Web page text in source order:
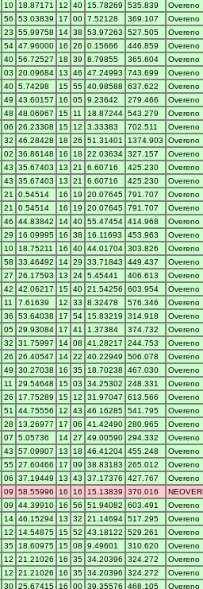
10 18.87171 12 40 15.78269 535.839
Overeno
56 53.03839 17 00 7.52128 369.107
Overeno
23 55.99758 14 38 53.97263 527.505
Overeno
54 47.96000 16 26 0.15666 446.859
Overeno
40 56.72527 18 39 8.79855 365.604
Overeno
03 20.09684 13 46 47.24993 743.699
Overeno
40 5.74298 15 55 40.98588 637.622
Overeno
49 43.60157 16 05 9.23642 279.466
Overeno
48 48.06967 15 11 18.87244 543.279
Overeno
06 26.23308 15 12 3.33383 702.511
Overeno
32 46.28428 18 26 51.31401 1374.903
Overeno
02 36.86148 16 18 22.03634 327.157
Overeno
43 35.67403 13 21 6.60716 425.230
Overeno
43 35.67403 13 21 6.60716 425.230
Overeno
21 0.54514 16 19 20.07645 791.707
Overeno
21 0.54514 16 19 20.07645 791.707
Overeno
46 44.83842 14 40 55.47454 414.968
Overeno
29 16.09995 16 38 16.11693 453.963
Overeno
10 18.75211 16 40 44.01704 303.826
Overeno
58 33.46492 14 29 33.71843 449.437
Overeno
27 26.17593 13 24 5.45441 406.613
Overeno
42 42.06217 15 40 21.54256 603.954
Overeno
11 7.61639 12 33 8.32478 576.346
Overeno
36 53.64038 17 54 15.83219 314.918
Overeno
05 29.93084 17 41 1.37384 374.732
Overeno
32 31.75997 14 08 41.28217 244.753
Overeno
26 26.40547 14 22 40.22949 506.078
Overeno
49 30.27038 16 35 18.70238 467.030
Overeno
11 29.54648 15 03 34.25302 248.331
Overeno
26 17.75289 15 12 31.97047 613.566
Overeno
51 44.75556 12 43 46.16285 541.795
Overeno
28 13.26977 17 06 41.42490 280.965
Overeno
07 5.05736 14 27 49.00590 294.332
Overeno
43 57.09907 13 18 46.41204 455.248
Overeno
55 27.60466 17 09 38.83183 265.012
Overeno
06 37.19449 13 43 37.17376 427.767
Overeno
09 58.55996 16 16 15.13839 370.016
09 44.39910 16 56 51.94082 603.491
Overeno
14 46.15294 13 32 21.14694 517.295
Overeno
12 14.54875 15 52 43.18122 529.261
Overeno
35 18.60975 15 08 9.49601 310.620
Overeno
12 21.21026 16 35 34.20396 324.272
Overeno
12 21.21026 16 35 34.20396 324.272
Overeno
30 25.67415 16 00 39.35576 468.105 Overeno